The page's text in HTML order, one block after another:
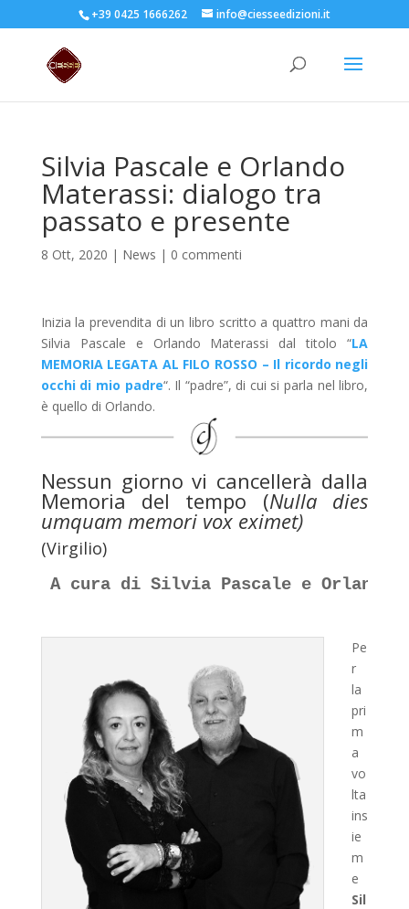
+39 0425 1666262 info@ciesseedizioni.it
Silvia Pascale e Orlando
Materassi: dialogo tra
passato e presente
8 Ott, 2020 | News | 0 commenti
Inizia la prevendita di un libro scritto a quattro mani da
Silvia Pascale e Orlando Materassi dal titolo “LA
MEMORIA LEGATA AL FILO ROSSO – Il ricordo negli
occhi di mio padre“. Il “padre”, di cui si parla nel libro,
è quello di Orlando.
Nessun giorno vi cancellerà dalla
Memoria del tempo (Nulla dies
umquam memori vox eximet)
(Virgilio)
A cura di Silvia Pascale e Orlando
Pe
r
la
pri
m
a
vo
lta
ins
ie
m
e
Sil